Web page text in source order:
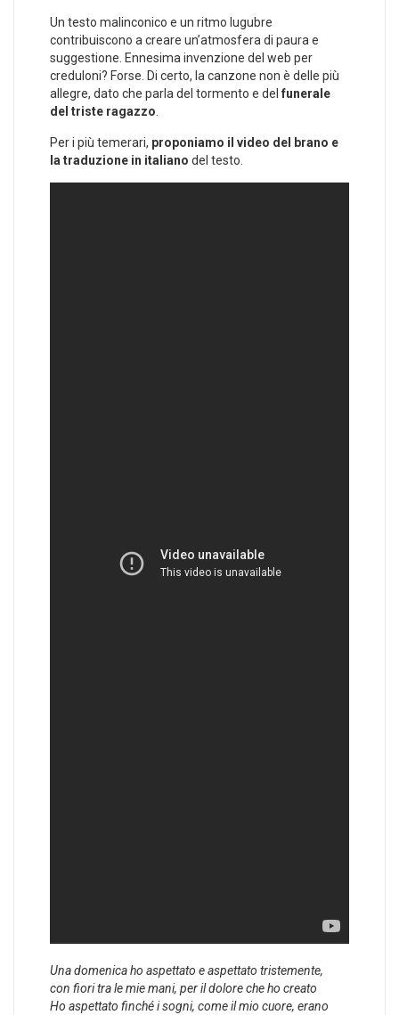
Un testo malinconico e un ritmo lugubre
contribuiscono a creare un’atmosfera di paura e
suggestione. Ennesima invenzione del web per
creduloni? Forse. Di certo, la canzone non è delle più
allegre, dato che parla del tormento e del funerale
del triste ragazzo.
Per i più temerari, proponiamo il video del brano e
la traduzione in italiano del testo.
Una domenica ho aspettato e aspettato tristemente,
con fiori tra le mie mani, per il dolore che ho creato
Ho aspettato finché i sogni, come il mio cuore, erano